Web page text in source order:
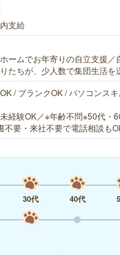
支給
ームでお年寄りの自立支援／
たちが、少人数で集団生活
/ ブランクOK / パソコンス
経験OK／※年齢不問※50代・
不要・来社不要で電話相談も
30代 40代